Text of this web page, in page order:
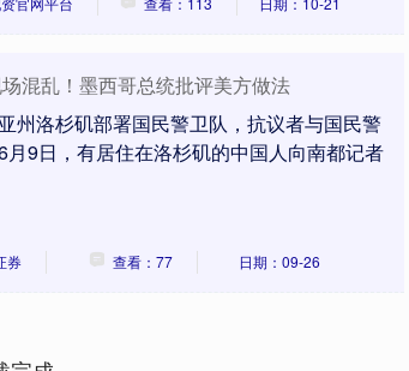
混乱！墨西哥总统批评美方做法
州洛杉矶部署国民警卫队，抗议者与国民警
9日，有居住在洛杉矶的中国人向南都记者
券 查看：77 日期：09-26